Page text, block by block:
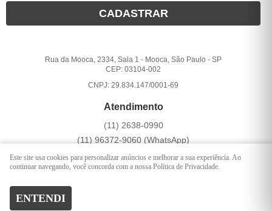
CADASTRAR
Rua da Mooca, 2334, Sala 1 - Mooca, São Paulo -SP
CEP: 03104-002
CNPJ: 29.834.147/0001-69
Atendimento
(11) 2638-0990
(11)96372-9060(WhatsApp)
Seg a Sex 10:00 - 17:00
contato@sotecidos.com
Este site usa cookies para personalizar anúncios e melhorar a sua experiência. Ao
continuar navegando, você concorda com a nossa Política de Privacidade.
ENTENDI